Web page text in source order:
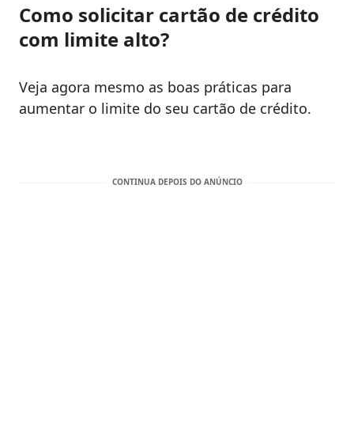
Como solicitar cartão de crédito
com limite alto?
Veja agora mesmo as boas práticas para
aumentar o limite do seu cartão de crédito.